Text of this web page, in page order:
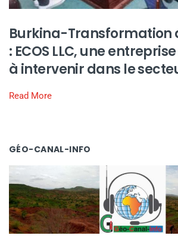
Burkina-Transformation
: ECOS LLC, une
à intervenir dans le
Read More
GÉO-CANAL-INFO